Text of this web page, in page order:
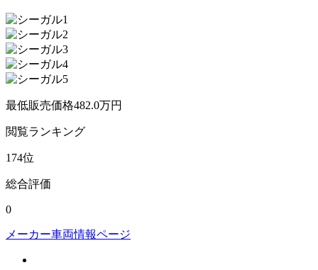
最低販売価格482.0万円
閲覧ランキング
174位
総合評価
0
メーカー車両情報ページ